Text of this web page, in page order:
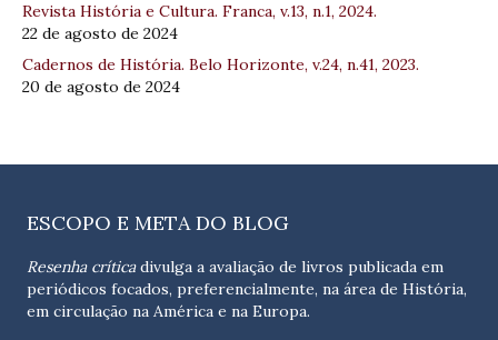
Revista História e Cultura. Franca, v.13, n.1, 2024.
22 de agosto de 2024
Cadernos de História. Belo Horizonte, v.24, n.41, 2023.
20 de agosto de 2024
ESCOPO E META DO BLOG
Resenha críticadivulga a avaliação de livros publicada em
periódicos focados, preferencialmente, na área de História,
em circulação na América e na Europa.